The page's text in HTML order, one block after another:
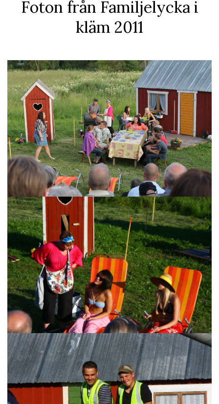
Foton från Familjelycka i
kläm 2011